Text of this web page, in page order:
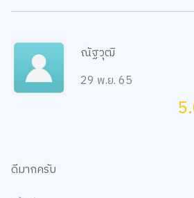
ณัฐวุฒิ
29 พ.ย. 65
ดีมากครับ